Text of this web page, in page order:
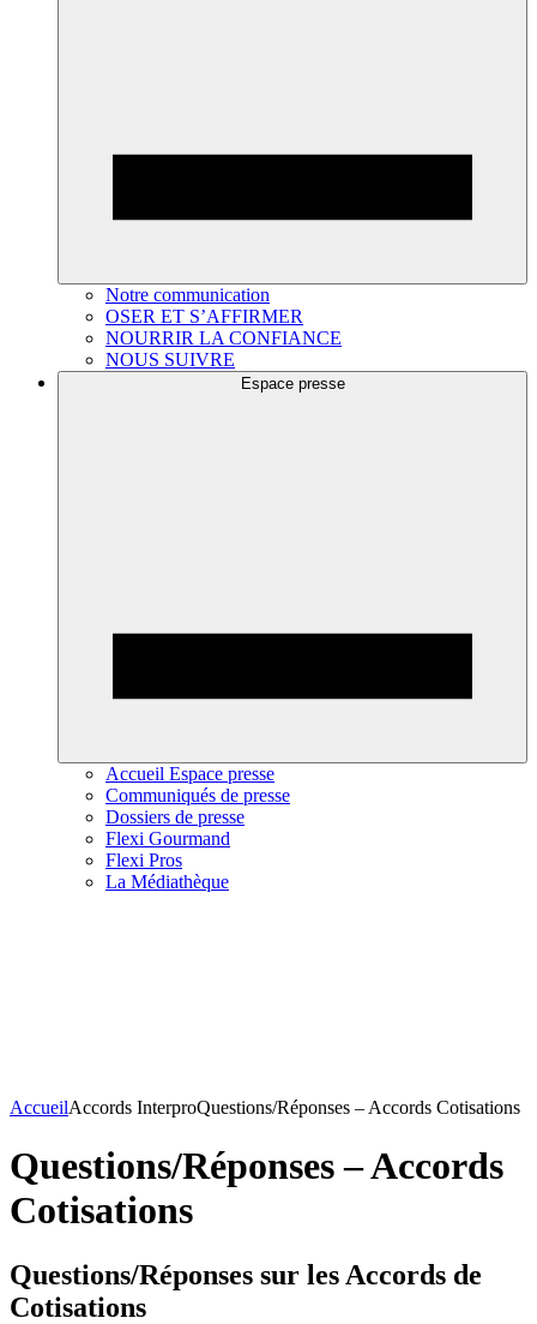
Notre communication
OSER ET S’AFFIRMER
NOURRIR LA CONFIANCE
NOUS SUIVRE
Espace presse
Accueil Espace presse
Communiqués de presse
Dossiers de presse
Flexi Gourmand
Flexi Pros
La Médiathèque
AccueilAccords InterproQuestions/Réponses – Accords Cotisations
Questions/Réponses – Accords
Cotisations
Questions/Réponses sur les Accords de
Cotisations